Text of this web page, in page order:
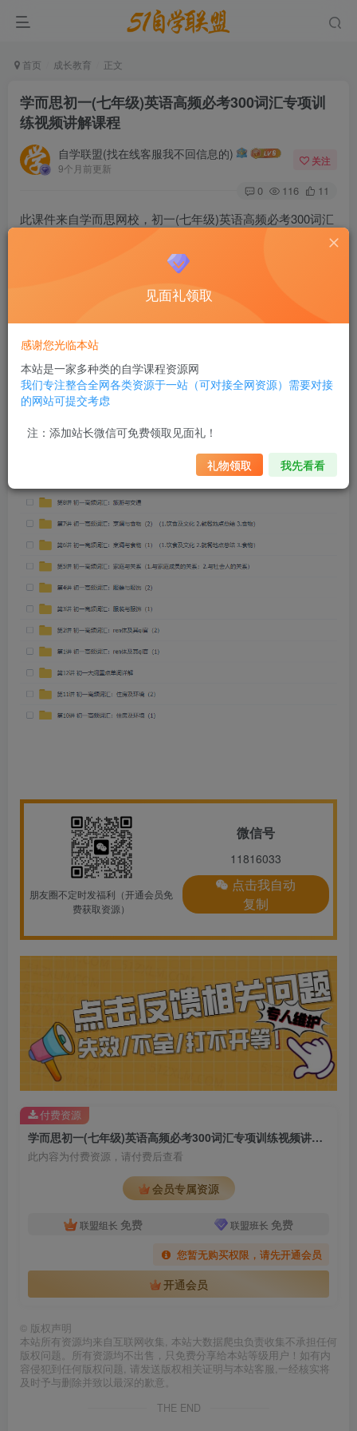
首页 成长教育 正文
学而思初一(七年级)英语高频必考300词汇专项训
练视频讲解课程
自学联盟(找在线客服我不回信息的)
9个月前更新
关注
0 116 11
此课件来自学而思网校，初一(七年级)英语高频必考300词汇
专项训练视频讲解课程。此课件把初一英语单词按类分为：
英语中人体和器官类单词、服装与服饰类单词、家庭与关系
类单词、烹调与食物类单词、旅游与交通类单词、动物与植
详细讲解。欢迎初一的同学们用来当做复习资料或预习资料
使用。
学而思初一(七年级)英语高频必考300词汇专项训练视频讲解
课程
朋友圈不定时发福利（开通会员免
费获取资源）
微信号
11816033
点击我自动
复制
学而思初一(七年级)英语高频必考300词汇专项训练视频讲解课程
此内容为付费资源，请付费后查看
会员专属资源
联盟组长 免费 联盟班长 免费
您暂无购买权限，请先开通会员
开通会员
付费资源
© 版权声明
本站所有资源均来自互联网收集, 本站大数据爬虫负责收集不承担任何
版权问题。所有资源均不出售，只免费分享给本站等级用户！如有内
容侵犯到任何版权问题, 请发送版权相关证明与本站客服,一经核实将
及时予与删除并致以最深的歉意。
THE END
见面礼领取
感谢您光临本站
本站是一家多种类的自学课程资源网
我们专注整合全网各类资源于一站（可对接全网资源）需要对接
的网站可提交考虑
注：添加站长微信可免费领取见面礼！
礼物领取 我先看看